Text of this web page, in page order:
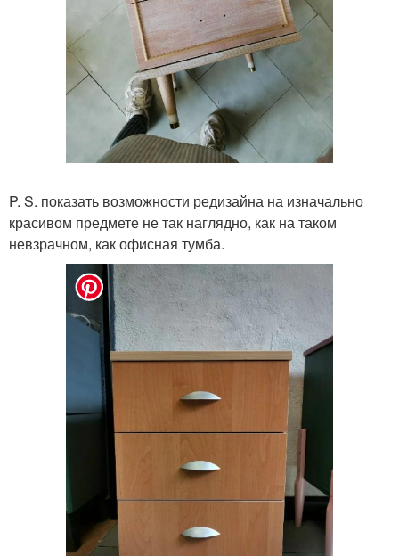
P. S. показать возможности редизайна на изначально
красивом предмете не так наглядно, как на таком
невзрачном, как офисная тумба.